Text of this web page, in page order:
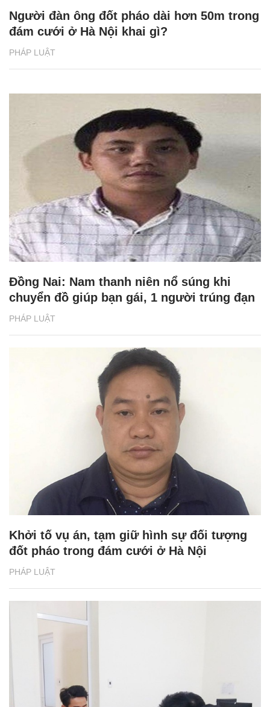
PHÁP LUẬT
Người đàn ông đốt pháo dài hơn 50m trong
đám cưới ở Hà Nội khai gì?
PHÁP LUẬT
Đồng Nai: Nam thanh niên nổ súng khi
chuyển đồ giúp bạn gái, 1 người trúng đạn
PHÁP LUẬT
Khởi tố vụ án, tạm giữ hình sự đối tượng
đốt pháo trong đám cưới ở Hà Nội